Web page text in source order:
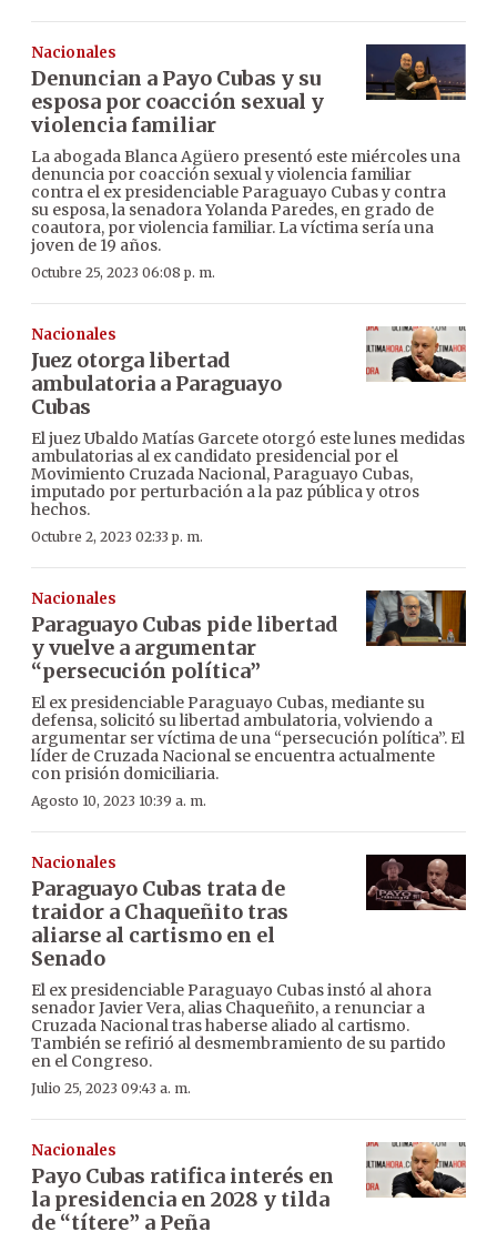
Nacionales
Denuncian a Payo Cubas y su
esposa por coacción sexual y
violencia familiar
La abogada Blanca Agüero presentó este miércoles una
denuncia por coacción sexual y violencia familiar
contra el ex presidenciable Paraguayo Cubas y contra
su esposa, la senadora Yolanda Paredes, en grado de
coautora, por violencia familiar. La víctima sería una
joven de 19 años.
Octubre 25, 2023 06:08 p. m.
Nacionales
Juez otorga libertad
ambulatoria a Paraguayo
Cubas
El juez Ubaldo Matías Garcete otorgó este lunes medidas
ambulatorias al ex candidato presidencial por el
Movimiento Cruzada Nacional, Paraguayo Cubas,
imputado por perturbación a la paz pública y otros
hechos.
Octubre 2, 2023 02:33 p. m.
Nacionales
Paraguayo Cubas pide libertad
y vuelve a argumentar
“persecución política”
El ex presidenciable Paraguayo Cubas, mediante su
defensa, solicitó su libertad ambulatoria, volviendo a
argumentar ser víctima de una “persecución política”. El
líder de Cruzada Nacional se encuentra actualmente
con prisión domiciliaria.
Agosto 10, 2023 10:39 a. m.
Nacionales
Paraguayo Cubas trata de
traidor a Chaqueñito tras
aliarse al cartismo en el
Senado
El ex presidenciable Paraguayo Cubas instó al ahora
senador Javier Vera, alias Chaqueñito, a renunciar a
Cruzada Nacional tras haberse aliado al cartismo.
También se refirió al desmembramiento de su partido
en el Congreso.
Julio 25, 2023 09:43 a. m.
Nacionales
Payo Cubas ratifica interés en
la presidencia en 2028 y tilda
de “títere” a Peña